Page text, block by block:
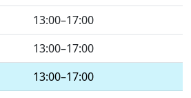
13:00–17:00
13:00–17:00
13:00–17:00